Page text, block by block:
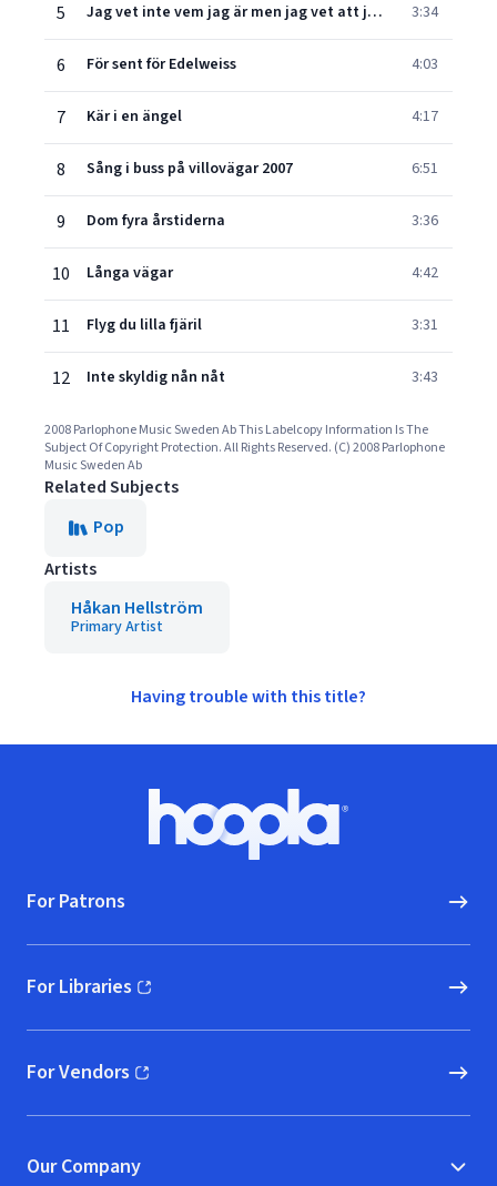
5 Jag vet inte vem jag är men jag vet att jag är din 3:34
6 För sent för Edelweiss 4:03
7 Kär i en ängel 4:17
8 Sång i buss på villovägar 2007 6:51
9 Dom fyra årstiderna 3:36
10 Långa vägar 4:42
11 Flyg du lilla fjäril 3:31
12 Inte skyldig nån nåt 3:43
2008 Parlophone Music Sweden Ab This Labelcopy Information Is The
Subject Of Copyright Protection. All Rights Reserved. (C) 2008 Parlophone
Music Sweden Ab
Related Subjects
Pop
Artists
Håkan Hellström
Primary Artist
Having trouble with this title?
Hoopla logo, Go to homepage
For Patrons
For Libraries
(opens in new window)
For Vendors
(opens in new window)
Our Company